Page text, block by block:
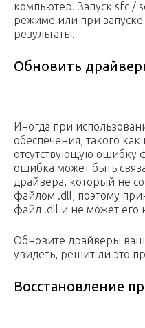
компьютер. Запуск sfc /
режиме или при
результаты.
Обновить
Иногда при
обеспечения, такого
отсутствующую ошибку
ошибка может быть
драйвера, который не
файлом .dll, поэтому
файл .dll и не может его
Обновите драйверы
увидеть, решит ли это
Восстановление